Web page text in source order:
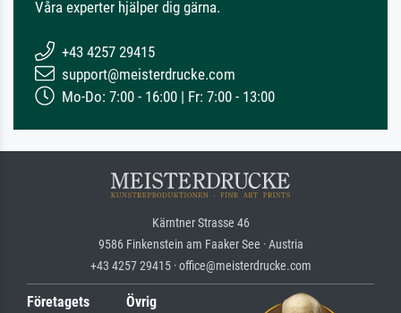
Våra experter hjälper dig gärna.
+43 4257 29415
support@meisterdrucke.com
Mo-Do: 7:00 - 16:00 | Fr: 7:00 - 13:00
Kärntner Strasse 46
9586 Finkenstein am Faaker See · Austria
+43 4257 29415 · office@meisterdrucke.com
Företagets
Övrig